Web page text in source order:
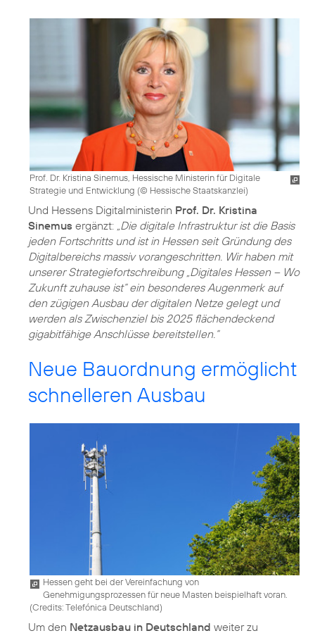
Prof. Dr. Kristina Sinemus, Hessische Ministerin für Digitale
Strategie und Entwicklung (© Hessische Staatskanzlei)
Und Hessens Digitalministerin Prof. Dr. Kristina
Sinemus ergänzt: „Die digitale Infrastruktur ist die Basis
jeden Fortschritts und ist in Hessen seit Gründung des
Digitalbereichs massiv vorangeschritten. Wir haben mit
unserer Strategiefortschreibung „Digitales Hessen – Wo
Zukunft zuhause ist“ ein besonderes Augenmerk auf
den zügigen Ausbau der digitalen Netze gelegt und
werden als Zwischenziel bis 2025 flächendeckend
gigabitfähige Anschlüsse bereitstellen.“
Neue Bauordnung ermöglicht
schnelleren Ausbau
Hessen geht bei der Vereinfachung von
Genehmigungsprozessen für neue Masten beispielhaft voran.
(Credits: Telefónica Deutschland)
Um den Netzausbau in Deutschland weiter zu